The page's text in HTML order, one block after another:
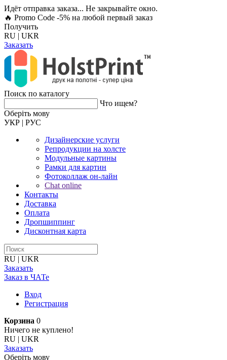
Идёт отправка заказа... Не закрывайте окно.
🔥 Promo Code -5% на любой первый заказ
Получить
RU | UKR
Заказать
Поиск по каталогу
Что ищем?
Оберiть мову
УКР | РУС
Дизайнерские услуги
Репродукции на холсте
Модульные картины
Рамки для картин
Фотоколлаж он-лайн
Chat online
Контакты
Доставка
Оплата
Дропшиппинг
Дисконтная карта
RU | UKR
Заказать
Заказ в ЧАТе
Вход
Регистрация
Корзина 0
Ничего не куплено!
RU | UKR
Заказать
Оберiть мову